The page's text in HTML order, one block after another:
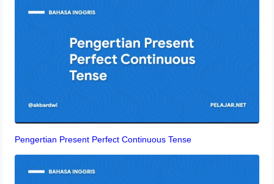
Pengertian Present Perfect Continuous Tense